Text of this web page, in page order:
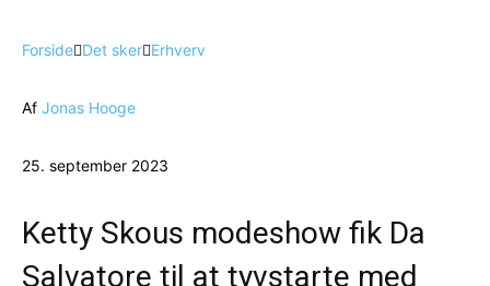
Forside Det sker Erhverv
Af Jonas Hooge
25. september 2023
Ketty Skous modeshow fik Da
Salvatore til at tyvstarte med